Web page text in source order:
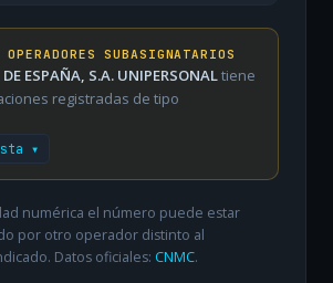
SUBASIGNATARIOS
ESPAÑA, S.A. UNIPERSONALtiene
registradas de tipo
▾
numérica el número puede estar
por otro operador distinto al
Datos oficiales: CNMC.